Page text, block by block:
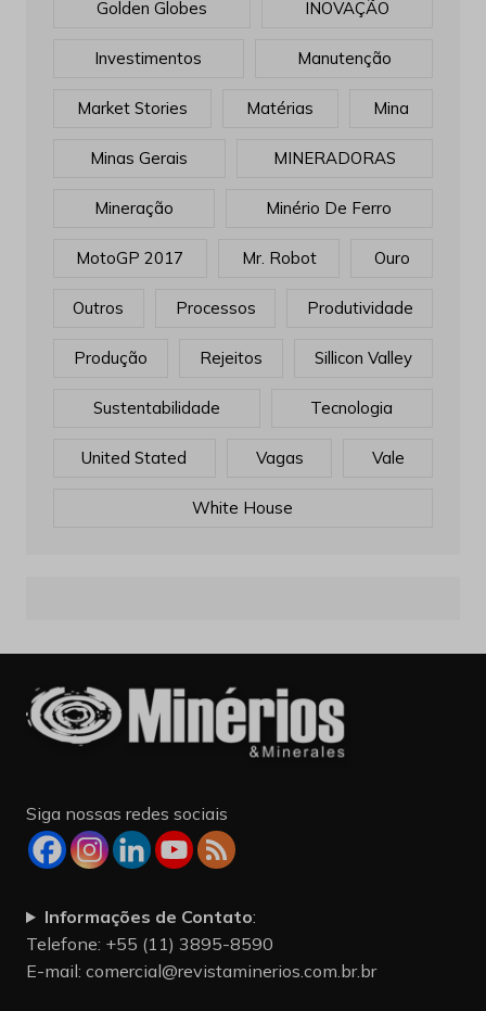
Golden Globes INOVAÇÃO
Investimentos Manutenção
Market Stories Matérias Mina
Minas Gerais MINERADORAS
Mineração Minério De Ferro
MotoGP 2017 Mr. Robot Ouro
Outros Processos Produtividade
Produção Rejeitos Sillicon Valley
Sustentabilidade Tecnologia
United Stated Vagas Vale
White House
Siga nossas redes sociais
Informações de Contato:
Telefone: +55 (11) 3895-8590
E-mail: comercial@revistaminerios.com.br.br